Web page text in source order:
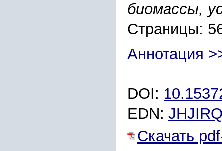
биомассы,
Страницы:
Аннотация
DOI:
EDN: JHJIRQ
Скачать